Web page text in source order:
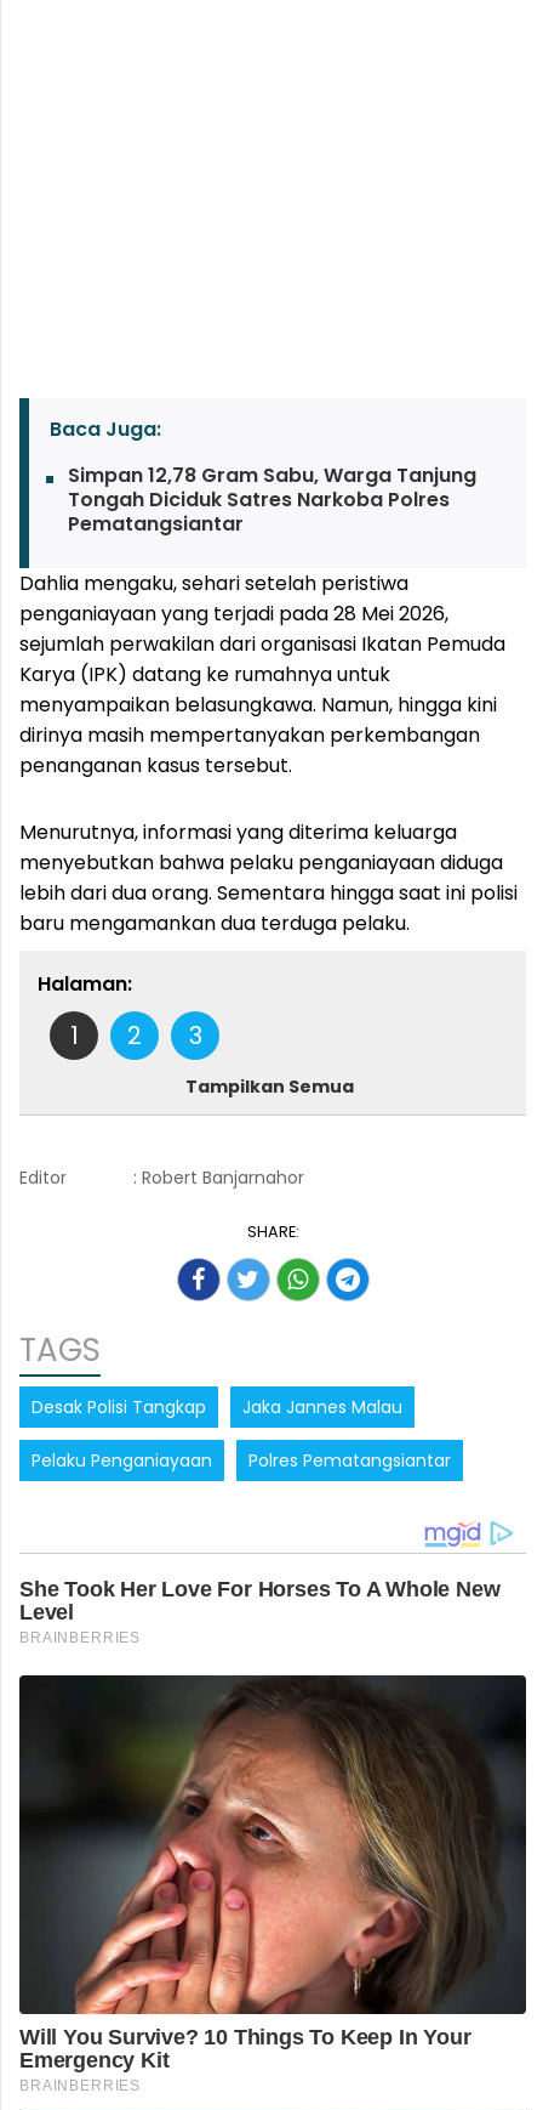
Baca Juga:
Simpan 12,78 Gram Sabu, Warga Tanjung
Tongah Diciduk Satres Narkoba Polres
Pematangsiantar
Dahlia mengaku, sehari setelah peristiwa
penganiayaan yang terjadi pada 28 Mei 2026,
sejumlah perwakilan dari organisasi Ikatan Pemuda
Karya (IPK) datang ke rumahnya untuk
menyampaikan belasungkawa. Namun, hingga kini
dirinya masih mempertanyakan perkembangan
penanganan kasus tersebut.
Menurutnya, informasi yang diterima keluarga
menyebutkan bahwa pelaku penganiayaan diduga
lebih dari dua orang. Sementara hingga saat ini polisi
baru mengamankan dua terduga pelaku.
Halaman:
1 2 3
Tampilkan Semua
Editor : Robert Banjarnahor
SHARE:
TAGS
Desak Polisi Tangkap Jaka Jannes Malau
Pelaku Penganiayaan Polres Pematangsiantar